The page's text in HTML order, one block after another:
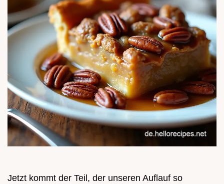
Jetzt kommt der Teil, der unseren Auflauf so